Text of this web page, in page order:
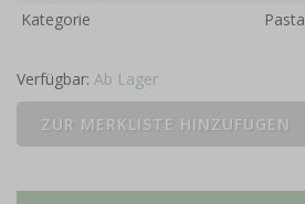
Kategorie
Pasta
Verfügbar: Ab Lager